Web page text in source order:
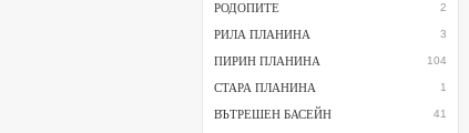
РОДОПИТЕ 2
РИЛА ПЛАНИНА 3
ПИРИН ПЛАНИНА 104
СТАРА ПЛАНИНА 1
ВЪТРЕШЕН БАСЕЙН 41